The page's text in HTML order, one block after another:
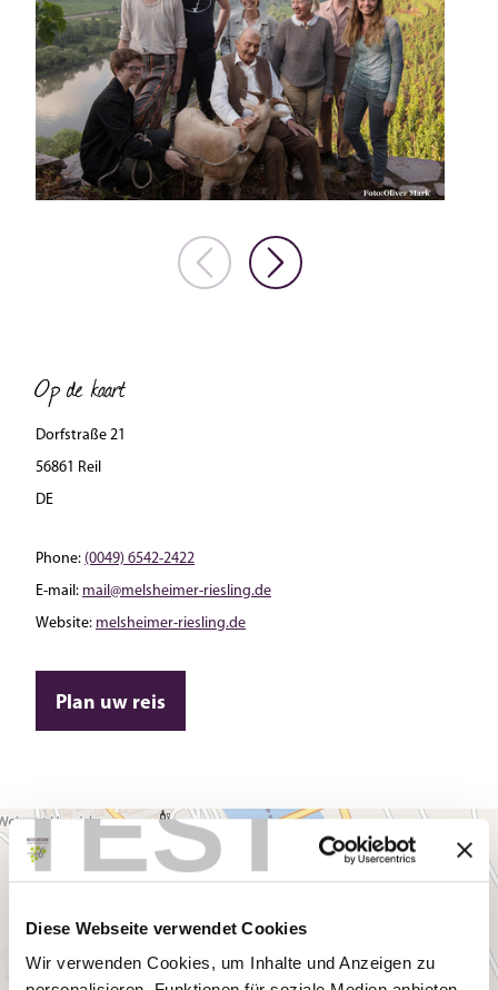
TEST
Diese Webseite verwendet Cookies
Wir verwenden Cookies, um Inhalte und Anzeigen zu
Op de kaart
Dorfstraße 21
56861 Reil
DE
Phone: (0049) 6542-2422
E-mail: mail@melsheimer-riesling.de
Website: melsheimer-riesling.de
Plan uw reis